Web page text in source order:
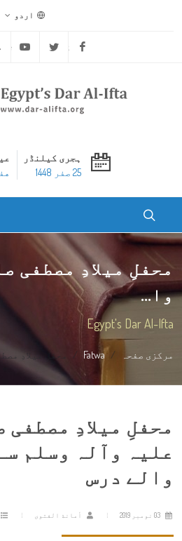
اردو
Facebook
Twitter
ہجری کیلنڈر
25 صفر 1448
هفته,
محفلِ میلادِ مصطفی
وا...
Egypt's Dar Al-Ifta
مرکزی صفحہ Fatwa محفلِ میلادِ
محفلِ میلادِ مصطفی
علیہ وآلہ وسلم
والے درس
أمانة الفتوى